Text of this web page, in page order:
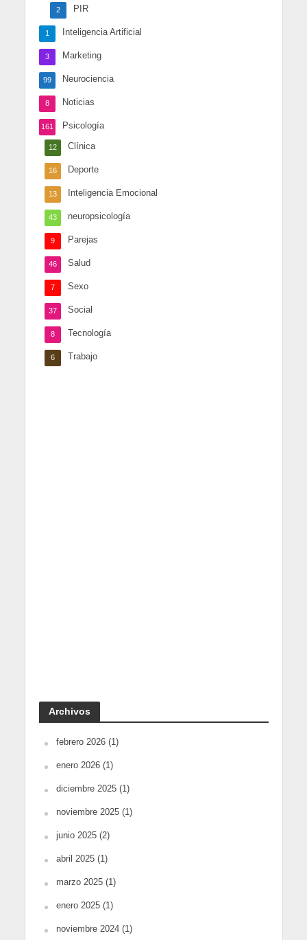
PIR
2
Inteligencia Artificial
1
Marketing
3
Neurociencia
99
Noticias
8
Psicología
161
Clínica
12
Deporte
16
Inteligencia Emocional
13
neuropsicología
43
Parejas
9
Salud
46
Sexo
7
Social
37
Tecnología
8
Trabajo
6
Archivos
febrero 2026(1)
enero 2026(1)
diciembre 2025(1)
noviembre 2025(1)
junio 2025(2)
abril 2025(1)
marzo 2025(1)
enero 2025(1)
noviembre 2024(1)